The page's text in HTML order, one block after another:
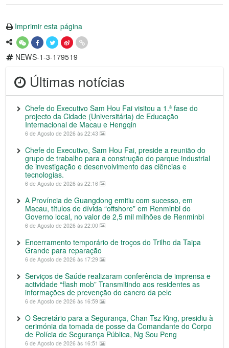
Imprimir esta página
NEWS-1-3-179519
Últimas notícias
Chefe do Executivo Sam Hou Fai visitou a 1.ª fase do
projecto da Cidade (Universitária) de Educação
Internacional de Macau e Hengqin
6 de Agosto de 2026 às 22:43
Chefe do Executivo, Sam Hou Fai, preside a reunião do
grupo de trabalho para a construção do parque industrial
de investigação e desenvolvimento das ciências e
tecnologias.
6 de Agosto de 2026 às 22:16
A Província de Guangdong emitiu com sucesso, em
Macau, títulos de dívida “offshore” em Renminbi do
Governo local, no valor de 2,5 mil milhões de Renminbi
6 de Agosto de 2026 às 22:00
Encerramento temporário de troços do Trilho da Taipa
Grande para reparação
6 de Agosto de 2026 às 17:29
Serviços de Saúde realizaram conferência de imprensa e
actividade “flash mob” Transmitindo aos residentes as
informações de prevenção do cancro da pele
6 de Agosto de 2026 às 16:59
O Secretário para a Segurança, Chan Tsz King, presidiu à
cerimónia da tomada de posse da Comandante do Corpo
de Polícia de Segurança Pública, Ng Sou Peng
6 de Agosto de 2026 às 16:51